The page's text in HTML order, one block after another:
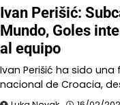
Ivan Perišić:
Mundo, Goles
al equipo
Ivan Perišić ha sido
nacional de Croacia,